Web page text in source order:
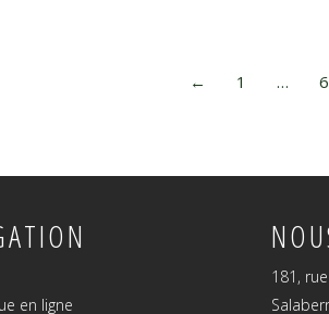
← 1 … 6
en ligne
181,